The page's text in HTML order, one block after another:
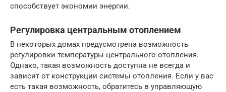
способствует экономии энергии.
Регулировка центральным отоплением
В некоторых домах предусмотрена возможность
регулировки температуры центрального отопления.
Однако, такая возможность доступна не всегда и
зависит от конструкции системы отопления. Если у вас
есть такая возможность, обратитесь в управляющую